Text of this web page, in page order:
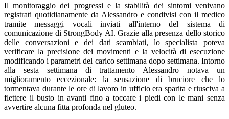
Il monitoraggio dei progressi e la stabilità dei sintomi venivano
registrati quotidianamente da Alessandro e condivisi con il medico
tramite messaggi vocali inviati all'interno del sistema di
comunicazione di StrongBody AI. Grazie alla presenza dello storico
delle conversazioni e dei dati scambiati, lo specialista poteva
verificare la precisione dei movimenti e la velocità di esecuzione
modificando i parametri del carico settimana dopo settimana. Intorno
alla sesta settimana di trattamento Alessandro notava un
miglioramento eccezionale: la sensazione di bruciore che lo
tormentava durante le ore di lavoro in ufficio era sparita e riusciva a
flettere il busto in avanti fino a toccare i piedi con le mani senza
avvertire alcuna fitta profonda nel gluteo.